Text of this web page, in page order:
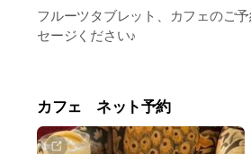
フルーツタブレット、カフェのご
セージください♪
カフェ ネット予約